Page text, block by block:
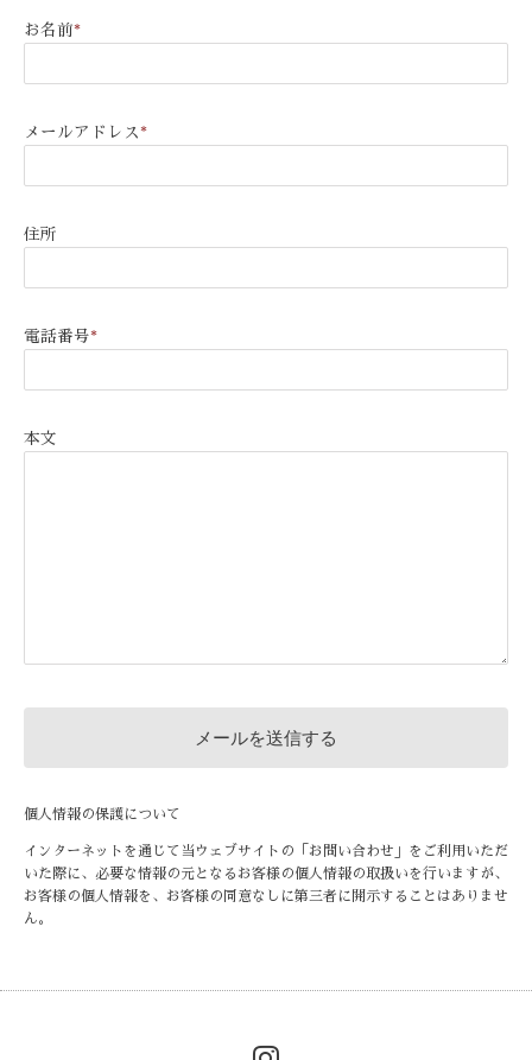
お名前*
メールアドレス*
住所
電話番号*
本文
個人情報の保護について
インターネットを通じて当ウェブサイトの「お問い合わせ」をご利用いただ
いた際に、必要な情報の元となるお客様の個人情報の取扱いを行いますが、
お客様の個人情報を、お客様の同意なしに第三者に開示することはありませ
ん。